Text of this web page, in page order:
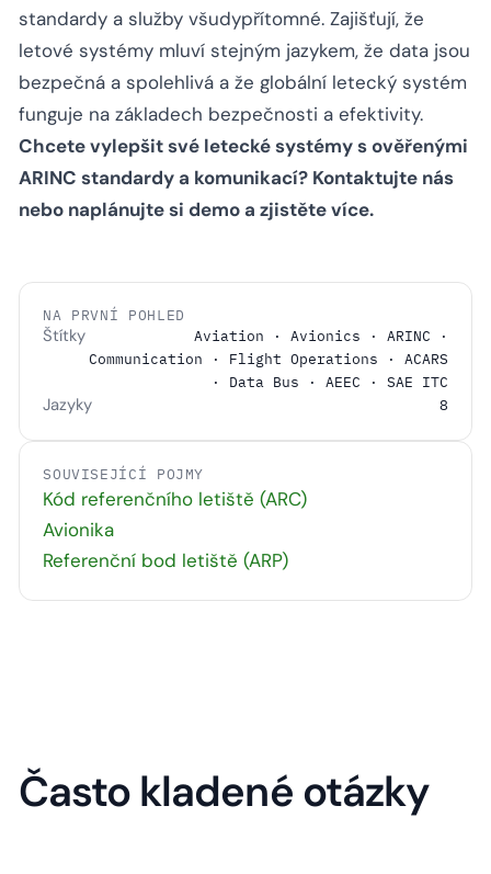
standardy a služby všudypřítomné. Zajišťují, že
letové systémy mluví stejným jazykem, že data jsou
bezpečná a spolehlivá a že globální letecký systém
funguje na základech bezpečnosti a efektivity.
Chcete vylepšit své letecké systémy s ověřenými
ARINC standardy a komunikací? Kontaktujte nás
nebo naplánujte si demo a zjistěte více.
NA PRVNÍ POHLED
Štítky
Aviation · Avionics · ARINC ·
Communication · Flight Operations · ACARS
· Data Bus · AEEC · SAE ITC
Jazyky 8
SOUVISEJÍCÍ POJMY
Kód referenčního letiště (ARC)
Avionika
Referenční bod letiště (ARP)
Často kladené otázky